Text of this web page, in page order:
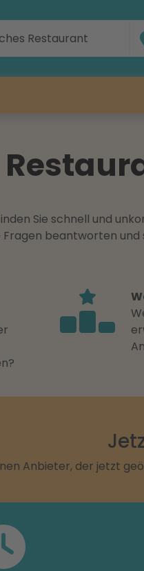
Sie schnell und
beantworten
Anbieter, der jetzt